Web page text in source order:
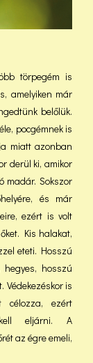
törpegém is
amelyiken már
belőlük.
pocgémnek is
miatt azonban
derül ki, amikor
madár. Sokszor
és már
ezért is volt
Kis halakat,
eteti. Hosszú
hosszú
Védekezéskor is
célozza, ezért
kell eljárni. A
az égre emeli,